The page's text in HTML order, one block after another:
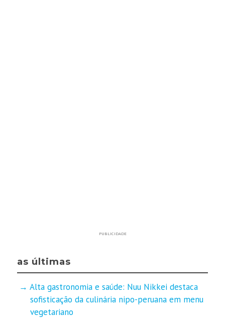
PUBLICIDADE
as últimas
Alta gastronomia e saúde: Nuu Nikkei destaca
sofisticação da culinária nipo-peruana em menu
vegetariano